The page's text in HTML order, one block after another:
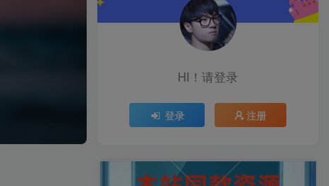
HI！请登录
登录 注册